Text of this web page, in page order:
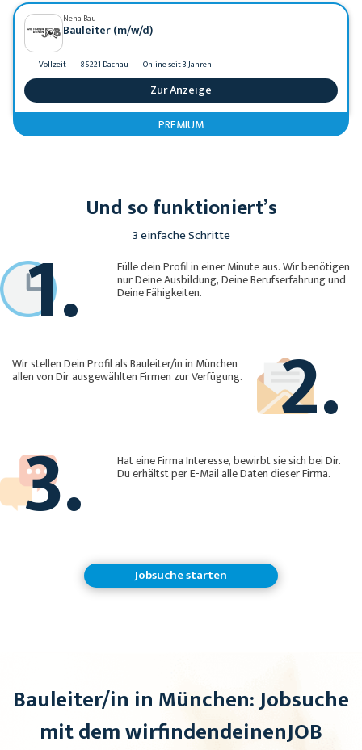
Nena Bau
Bauleiter (m/w/d)
Vollzeit 85221 Dachau Online seit 3 Jahren
Zur Anzeige
PREMIUM
Und so funktioniert’s
3 einfache Schritte
1. Fülle dein Profil in einer Minute aus. Wir benötigen
nur Deine Ausbildung, Deine Berufserfahrung und
Deine Fähigkeiten.
2.
Wir stellen Dein Profil als Bauleiter/in in München
allen von Dir ausgewählten Firmen zur Verfügung.
3. Hat eine Firma Interesse, bewirbt sie sich bei Dir.
Du erhältst per E-Mail alle Daten dieser Firma.
Jobsuche starten
Bauleiter/in in München: Jobsuche
mit dem wirfindendeinenJOB